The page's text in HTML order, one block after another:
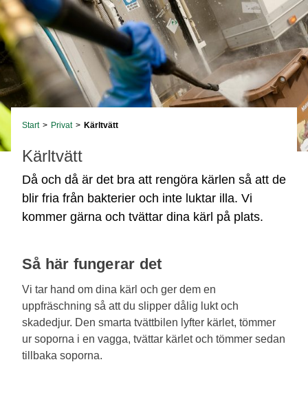
Start > Privat > Kärltvätt
Kärltvätt
Då och då är det bra att rengöra kärlen så att de
blir fria från bakterier och inte luktar illa. Vi
kommer gärna och tvättar dina kärl på plats.
Så här fungerar det
Vi tar hand om dina kärl och ger dem en
uppfräschning så att du slipper dålig lukt och
skadedjur. Den smarta tvättbilen lyfter kärlet, tömmer
ur soporna i en vagga, tvättar kärlet och tömmer sedan
tillbaka soporna.